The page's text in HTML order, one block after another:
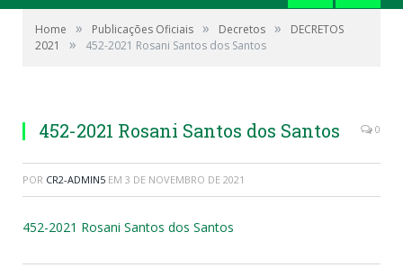
Home » Publicações Oficiais » Decretos »
DECRETOS
2021
» 452-2021 Rosani Santos dos Santos
452-2021 Rosani Santos dos Santos 0
POR CR2-ADMIN5 EM 3 DE NOVEMBRO DE 2021
452-2021 Rosani Santos dos Santos